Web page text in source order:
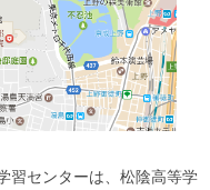
習センターは、松陰高等学